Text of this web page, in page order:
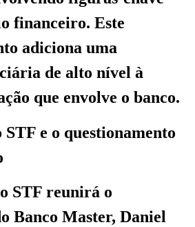
financeiro. Este
adiciona uma
de alto nível à
que envolve o banco.
STF e o questionamento
STF reunirá o
Banco Master, Daniel